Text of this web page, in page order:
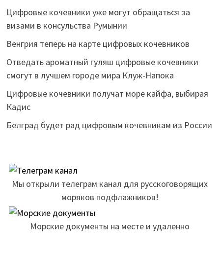
Цифровые кочевники уже могут обращаться за
визами в консульства Румынии
Венгрия теперь на карте цифровых кочевников
Отведать ароматный гуляш цифровые кочевники
смогут в лучшем городе мира Клуж-Напока
Цифровые кочевники получат море кайфа, выбирая
Кадис
Белград будет рад цифровым кочевникам из России
Мы открыли телеграм канал для русскоговорящих
моряков подфлажников!
Морские документы на месте и удаленно